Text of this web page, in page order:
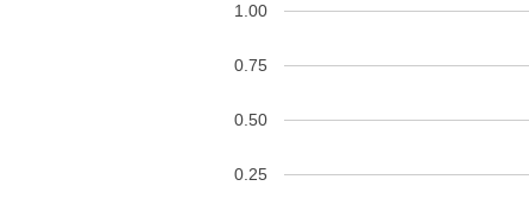
0.25
0.50
0.75
1.00